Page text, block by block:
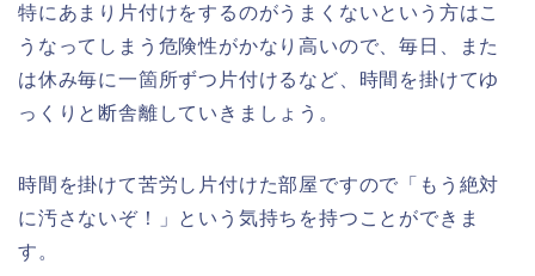
特にあまり片付けをするのがうまくないという方はこ
うなってしまう危険性がかなり高いので、毎日、また
は休み毎に一箇所ずつ片付けるなど、時間を掛けてゆ
っくりと断舎離していきましょう。
時間を掛けて苦労し片付けた部屋ですので「もう絶対
に汚さないぞ！」という気持ちを持つことができま
す。